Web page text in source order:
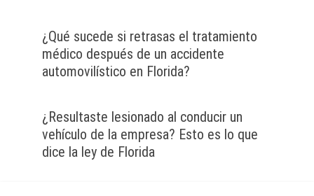
¿Qué sucede si retrasas el tratamiento
médico después de un accidente
automovilístico en Florida?
¿Resultaste lesionado al conducir un
vehículo de la empresa? Esto es lo que
dice la ley de Florida